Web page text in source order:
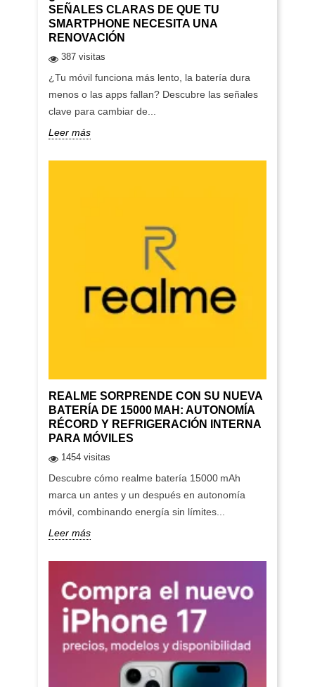
SEÑALES CLARAS DE QUE TU
SMARTPHONE NECESITA UNA
RENOVACIÓN
387 visitas
¿Tu móvil funciona más lento, la batería dura
menos o las apps fallan? Descubre las señales
clave para cambiar de...
Leer más
REALME SORPRENDE CON SU NUEVA
BATERÍA DE 15000 MAH: AUTONOMÍA
RÉCORD Y REFRIGERACIÓN INTERNA
PARA MÓVILES
1454 visitas
Descubre cómo realme batería 15000 mAh
marca un antes y un después en autonomía
móvil, combinando energía sin límites...
Leer más